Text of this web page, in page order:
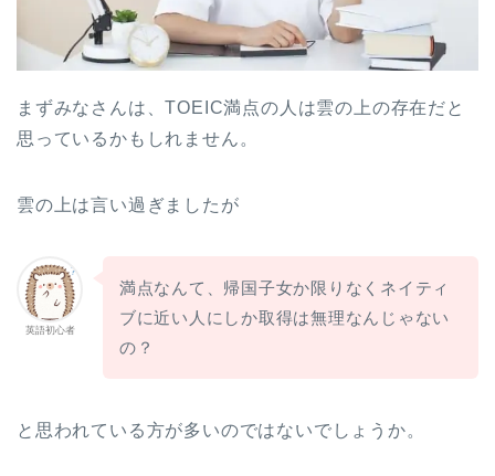
まずみなさんは、TOEIC満点の人は雲の上の存在だと
思っているかもしれません。
雲の上は言い過ぎましたが
英語初心者
満点なんて、帰国子女か限りなくネイティ
ブに近い人にしか取得は無理なんじゃない
の？
と思われている方が多いのではないでしょうか。